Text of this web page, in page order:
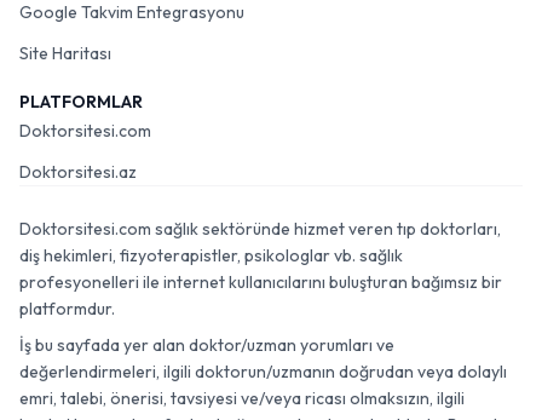
Google Takvim Entegrasyonu
Site Haritası
PLATFORMLAR
Doktorsitesi.com
Doktorsitesi.az
Doktorsitesi.com sağlık sektöründe hizmet veren tıp doktorları,
diş hekimleri, fizyoterapistler, psikologlar vb. sağlık
profesyonelleri ile internet kullanıcılarını buluşturan bağımsız bir
platformdur.
İş bu sayfada yer alan doktor/uzman yorumları ve
değerlendirmeleri, ilgili doktorun/uzmanın doğrudan veya dolaylı
emri, talebi, önerisi, tavsiyesi ve/veya ricası olmaksızın, ilgili